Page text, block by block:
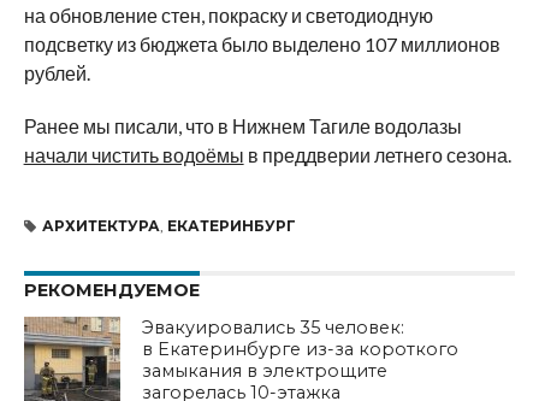
на обновление стен, покраску и светодиодную
подсветку из бюджета было выделено 107 миллионов
рублей.
Ранее мы писали, что в Нижнем Тагиле водолазы
начали чистить водоёмы в преддверии летнего сезона.
АРХИТЕКТУРА, ЕКАТЕРИНБУРГ
РЕКОМЕНДУЕМОЕ
Эвакуировались 35 человек:
в Екатеринбурге из-за короткого
замыкания в электрощите
загорелась 10-этажка